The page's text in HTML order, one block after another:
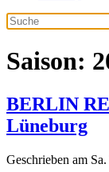
Saison:
BERLIN
Lüneburg
Geschrieben am